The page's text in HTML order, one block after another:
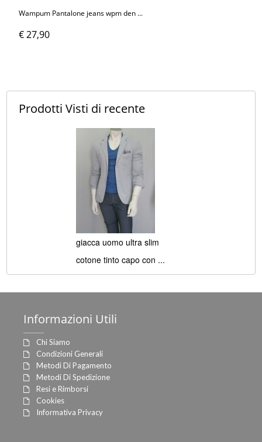
Wampum Pantalone jeans wpm den ...
€ 27,90
Prodotti Visti di recente
giacca uomo ultra slim
cotone tinto capo con ...
Informazioni Utili
Chi Siamo
Condizioni Generali
Metodi Di Pagamento
Metodi Di Spedizione
Resi e Rimborsi
Cookies
Informativa Privacy